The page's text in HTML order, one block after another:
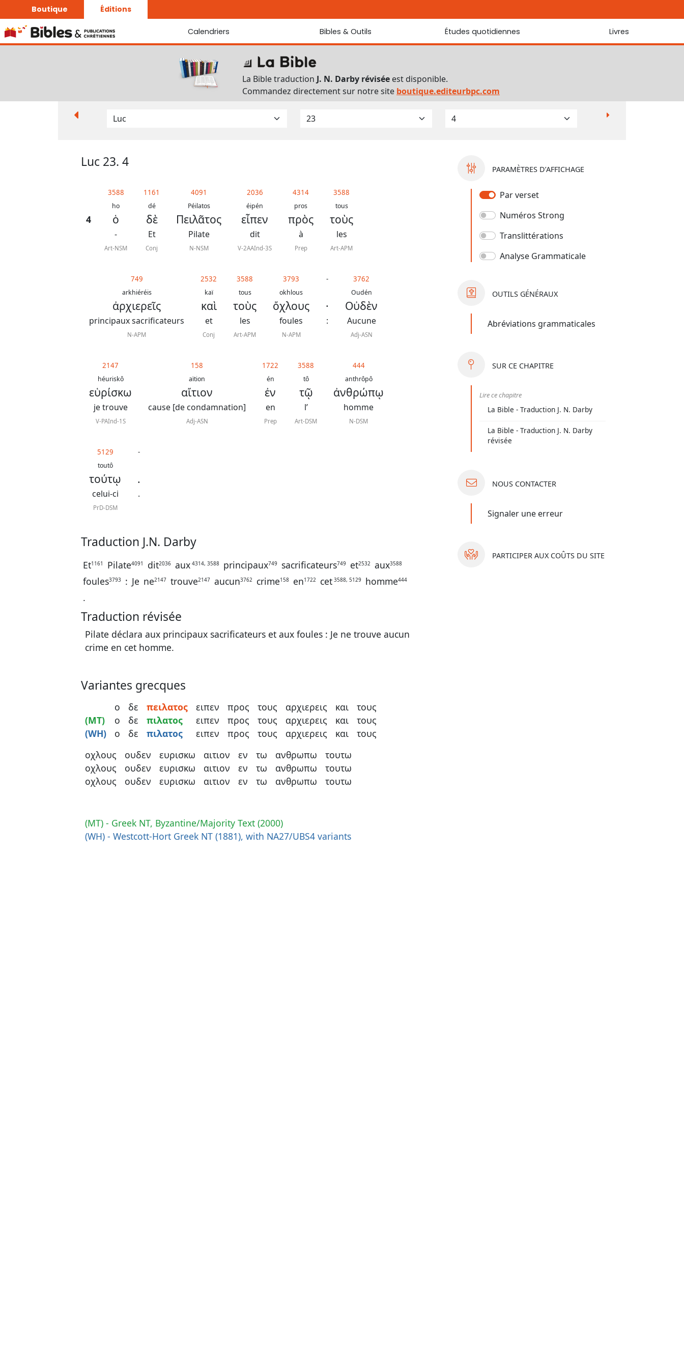
Boutique Éditions
Calendriers
La Bonne Semence
Le Seigneur est proche
Bibles & Outils
Bibles
Traduction J. N. Darby révisée
Traduction J. N. Darby
Ancien Testament interlinéaire
Études quotidiennes Livres
Bibliothèque
La Bible traduction J. N. Darby révisée est disponible.
Commandez directement sur notre site boutique.editeurbpc.com
Luc 23. 4
4
3588
ho
ὁ
-
Art-NSM
1161
dé
δὲ
Et
Conj
4091
Péilatos
Πειλᾶτος
Pilate
N-NSM
2036
éipén
εἶπεν
dit
V-2AAInd-3S
4314
pros
πρὸς
à
Prep
3588
tous
τοὺς
les
Art-APM
749
arkhiéréis
ἀρχιερεῖς
principaux sacrificateurs
N-APM
2532
kaï
καὶ
et
Conj
3588
tous
τοὺς
les
Art-APM
3793
okhlous
ὄχλους
foules
N-APM
-
·
:
3762
Oudén
Οὐδὲν
Aucune
Adj-ASN
2147
héuriskô
εὑρίσκω
je trouve
V-PAInd-1S
158
aïtion
αἴτιον
cause [de condamnation]
Adj-ASN
1722
én
ἐν
en
Prep
3588
tô
τῷ
l’
Art-DSM
444
anthrôpô
ἀνθρώπῳ
homme
N-DSM
5129
toutô
τούτῳ
celui-ci
PrD-DSM
-
.
.
Traduction J.N. Darby
Et1161 Pilate4091 dit2036 aux 4314, 3588 principaux749 sacrificateurs749 et2532 aux3588
foules3793 : Je ne2147 trouve2147 aucun3762 crime158 en1722 cet 3588, 5129 homme444
.
Traduction révisée
Pilate déclara aux principaux sacrificateurs et aux foules : Je ne trouve aucun
crime en cet homme.
Variantes grecques
(MT)
(WH)
ο
ο
ο
δε
δε
δε
πειλατος
πιλατος
πιλατος
ειπεν
ειπεν
ειπεν
προς
προς
προς
τους
τους
τους
αρχιερεις
αρχιερεις
αρχιερεις
και
και
και
τους
τους
τους
οχλους
οχλους
οχλους
ουδεν
ουδεν
ουδεν
ευρισκω
ευρισκω
ευρισκω
αιτιον
αιτιον
αιτιον
εν
εν
εν
τω
τω
τω
ανθρωπω
ανθρωπω
ανθρωπω
τουτω
τουτω
τουτω
(MT) - Greek NT, Byzantine/Majority Text (2000)
(WH) - Westcott-Hort Greek NT (1881), with NA27/UBS4 variants
PARAMÈTRES D’AFFICHAGE
Par verset
Numéros Strong
Translittérations
Analyse Grammaticale
OUTILS GÉNÉRAUX
Abréviations grammaticales
SUR CE CHAPITRE
Lire ce chapitre
La Bible - Traduction J. N. Darby
La Bible - Traduction J. N. Darby
révisée
NOUS CONTACTER
Signaler une erreur
PARTICIPER AUX COÛTS DU SITE